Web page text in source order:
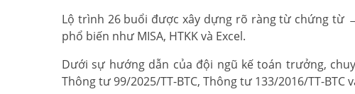
Lộ trình 26 buổi được xây dựng rõ ràng từ chứng từ
phổ biến như MISA, HTKK và Excel.
Dưới sự hướng dẫn của đội ngũ kế toán trưởng,
Thông tư 99/2025/TT-BTC, Thông tư 133/2016/TT-